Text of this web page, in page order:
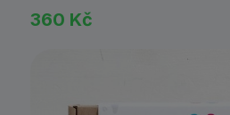
360 Kč